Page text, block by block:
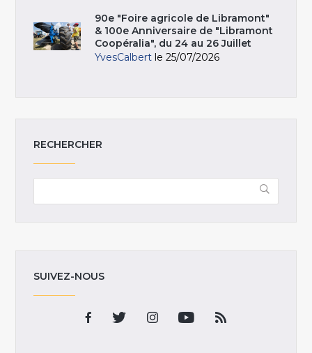
90e "Foire agricole de Libramont"
& 100e Anniversaire de "Libramont
Coopéralia", du 24 au 26 Juillet
YvesCalbert le 25/07/2026
RECHERCHER
SUIVEZ-NOUS